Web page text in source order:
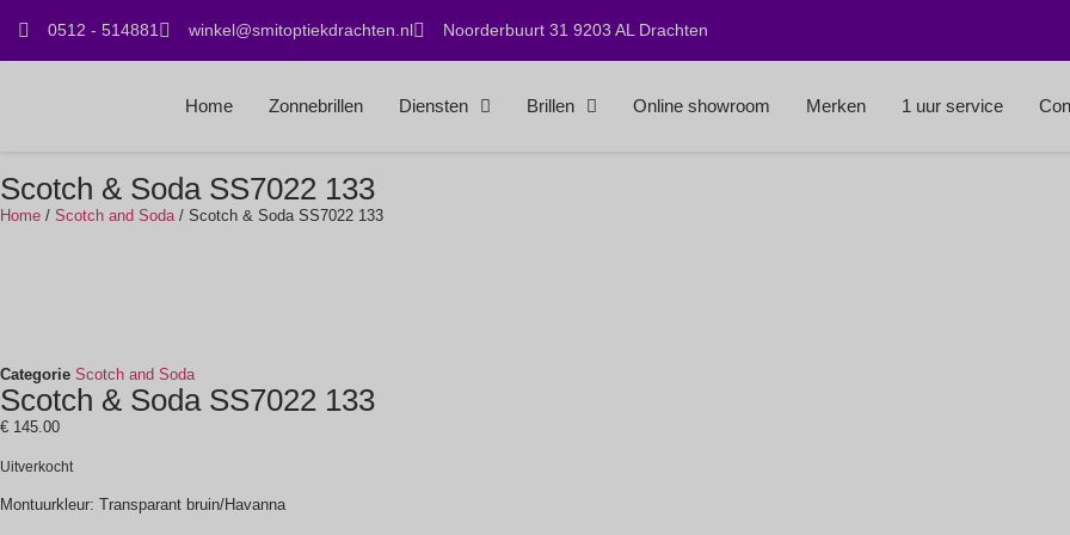
0512 - 514881 winkel@smitoptiekdrachten.nl Noorderbuurt 31 9203 AL Drachten
Home Zonnebrillen Diensten Brillen Online showroom Merken 1 uur service
Scotch & Soda SS7022 133
Home / Scotch and Soda/ Scotch & Soda SS7022 133
Categorie Scotch and Soda
Scotch & Soda SS7022 133
€ 145.00
Uitverkocht
Montuurkleur: Transparant bruin/Havanna